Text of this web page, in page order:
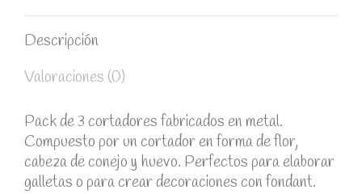
Descripción
Valoraciones (0)
Pack de 3 cortadores fabricados en metal.
Compuesto por un cortador en forma de flor,
cabeza de conejo y huevo. Perfectos para elaborar
galletas o para crear decoraciones con fondant.